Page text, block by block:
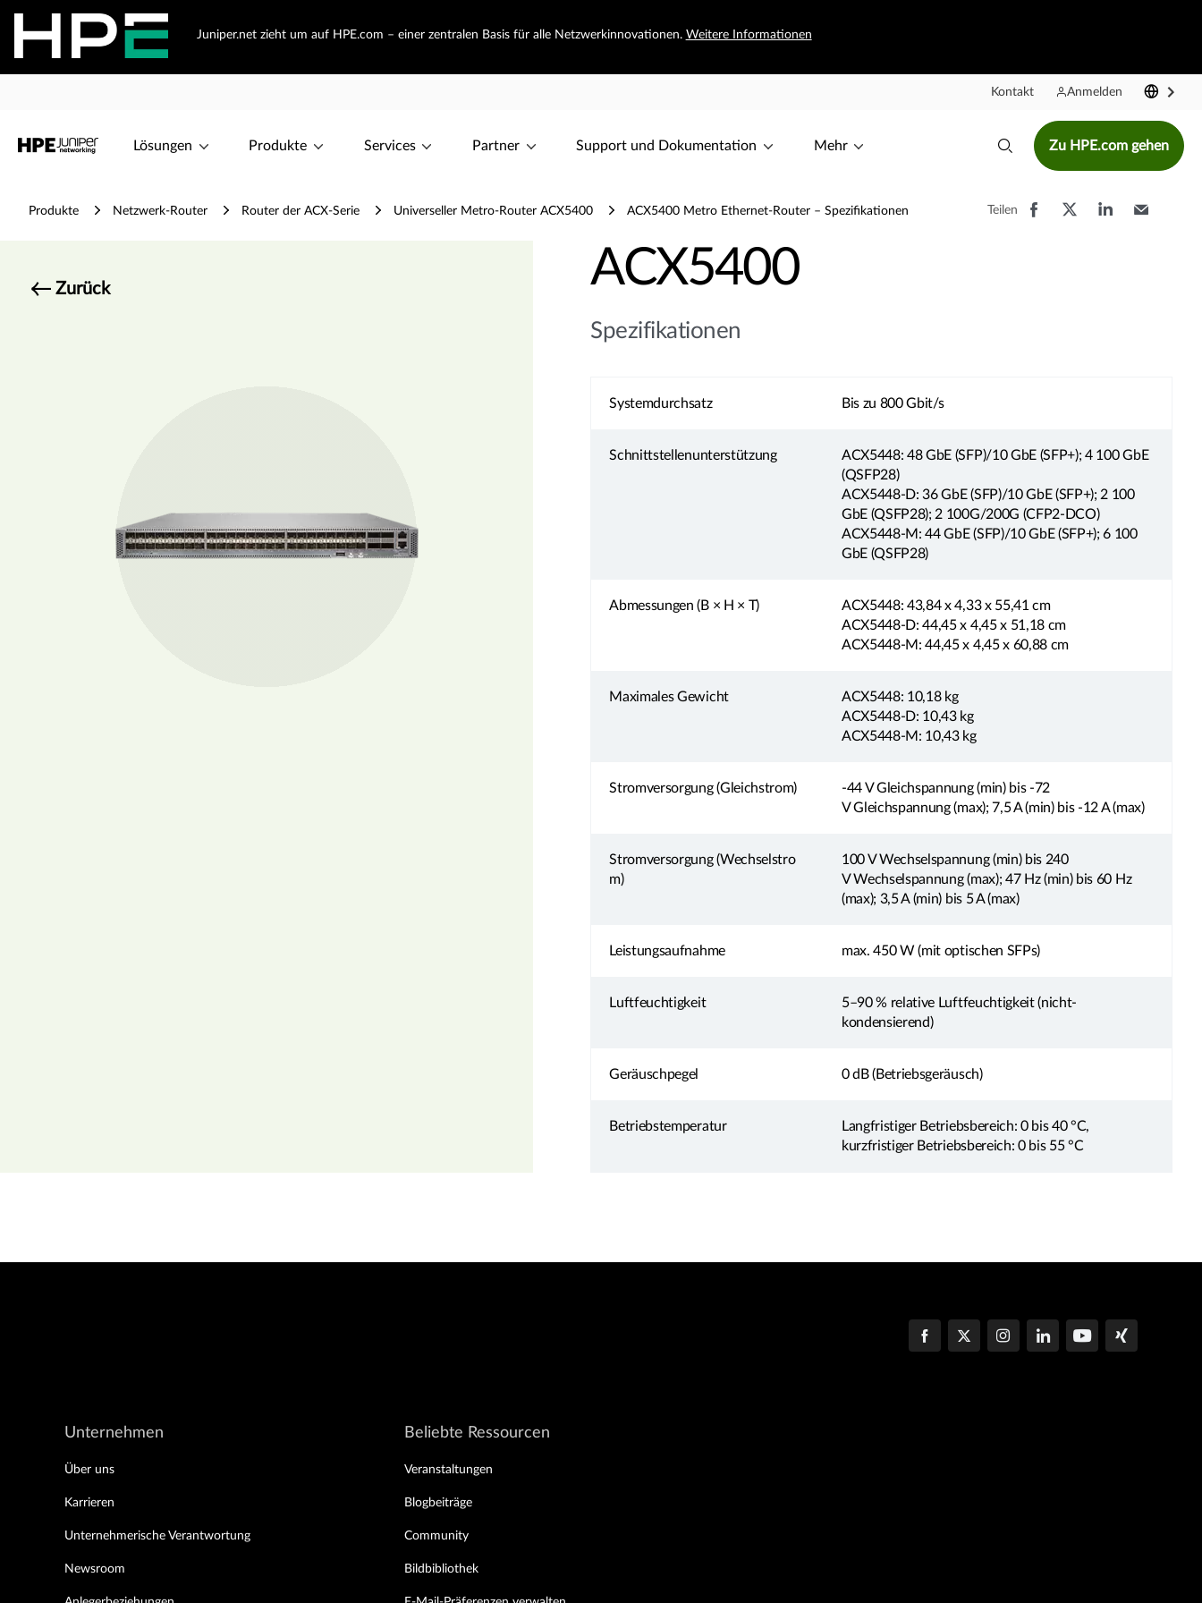
Juniper.net zieht um auf HPE.com – einer zentralen Basis für alle Netzwerkinnovationen. Weitere Informationen
Kontakt Anmelden
Lösungen Produkte Services Partner Support und Dokumentation Mehr Zu HPE.com gehen
Produkte Netzwerk-Router Router der ACX-Serie Universeller Metro-Router ACX5400 ACX5400 Metro Ethernet-Router – Spezifikationen Teilen
Zurück ACX5400
Spezifikationen
Systemdurchsatz Bis zu 800 Gbit/s
Schnittstellenunterstützung
ACX5448: 48 GbE (SFP)/10 GbE (SFP+); 4 100 GbE
(QSFP28)
ACX5448-D: 36 GbE (SFP)/10 GbE (SFP+); 2 100
GbE (QSFP28); 2 100G/200G (CFP2-DCO)
ACX5448-M: 44 GbE (SFP)/10 GbE (SFP+); 6 100
GbE (QSFP28)
Abmessungen (B × H × T)
ACX5448: 43,84 x 4,33 x 55,41 cm
ACX5448-D: 44,45 x 4,45 x 51,18 cm
ACX5448-M: 44,45 x 4,45 x 60,88 cm
Maximales Gewicht
ACX5448: 10,18 kg
ACX5448-D: 10,43 kg
ACX5448-M: 10,43 kg
Stromversorgung (Gleichstrom)
-44 V Gleichspannung (min) bis -72
V Gleichspannung (max); 7,5 A (min) bis -12 A (max)
Stromversorgung (Wechselstro
m)
100 V Wechselspannung (min) bis 240
V Wechselspannung (max); 47 Hz (min) bis 60 Hz
(max); 3,5 A (min) bis 5 A (max)
Leistungsaufnahme max. 450 W (mit optischen SFPs)
Luftfeuchtigkeit
5–90 % relative Luftfeuchtigkeit (nicht-
kondensierend)
Geräuschpegel 0 dB (Betriebsgeräusch)
Betriebstemperatur
Langfristiger Betriebsbereich: 0 bis 40 °C,
kurzfristiger Betriebsbereich: 0 bis 55 °C
Unternehmen
Über uns
Karrieren
Unternehmerische Verantwortung
Newsroom
Beliebte Ressourcen
Veranstaltungen
Blogbeiträge
Community
Bildbibliothek